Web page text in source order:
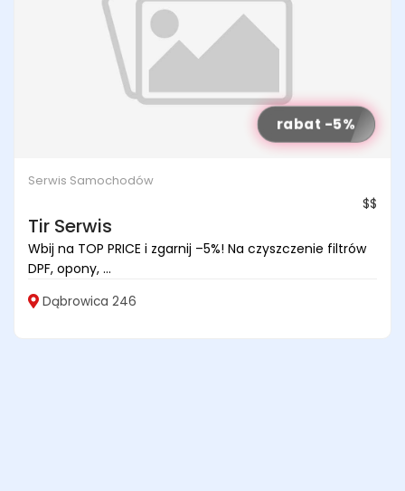
rabat -5%
Serwis Samochodów
$$
Tir Serwis
Wbij na TOP PRICE i zgarnij –5%! Na czyszczenie filtrów
DPF, opony, ...
Dąbrowica 246